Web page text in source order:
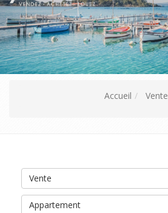
Accueil Vente
Vente
Appartement